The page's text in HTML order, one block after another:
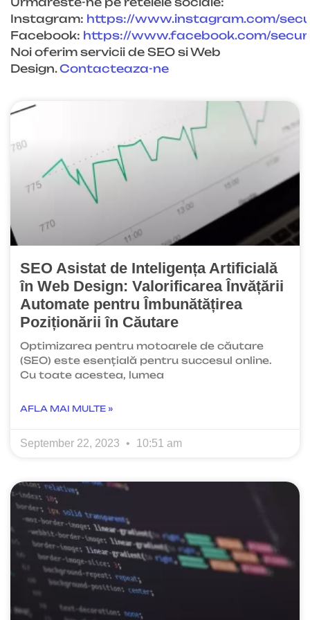
Instagram: https://www.instagram.com/
Facebook: https://www.facebook.com/
Noi oferim servicii de SEO si Web
Design.Contacteaza-ne
SEO Asistat de Inteligența Artificială
în Web Design: Valorificarea Învățării
Automate pentru Îmbunătățirea
Poziționării în Căutare
Optimizarea pentru motoarele de căutare
(SEO) este esențială pentru succesul online.
Cu toate acestea, lumea
AFLA MAI MULTE »
September 22, 2023 10:51 am